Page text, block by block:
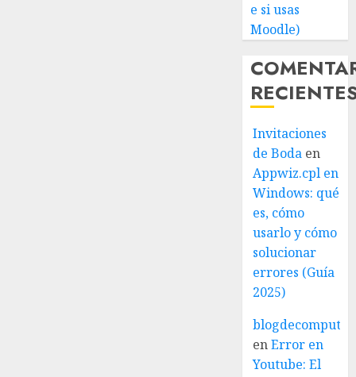
e si usas
Moodle)
Invitaciones
de Boda en
Appwiz.cpl en
Windows: qué
es, cómo
usarlo y cómo
solucionar
errores (Guía
2025)
enError en
Youtube: El